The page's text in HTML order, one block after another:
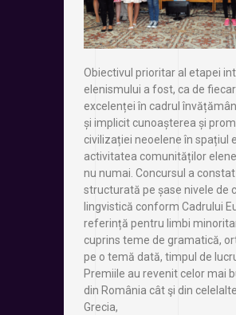
Obiectivul prioritar al etapei
elenismului a fost, ca de
excelenței în cadrul
și implicit cunoașterea și
civilizației neoelene în spațiul
activitatea comunităților
nu numai. Concursul a
structurată pe șase nivele de
lingvistică conform Cadrului
referință pentru limbi
cuprins teme de gramatică,
pe o temă dată, timpul de
Premiile au revenit celor mai
din România cât şi din
Grecia,